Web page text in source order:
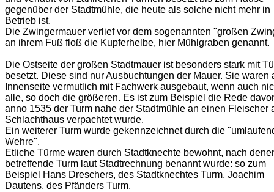
gegenüber der Stadtmühle, die heute als solche nicht mehr in
Betrieb ist.
Die Zwingermauer verlief vor dem sogenannten "großen
an ihrem Fuß floß die Kupferhelbe, hier Mühlgraben genannt.
Die Ostseite der großen Stadtmauer ist besonders stark mit
besetzt. Diese sind nur Ausbuchtungen der Mauer. Sie waren
Innenseite vermutlich mit Fachwerk ausgebaut, wenn auch
alle, so doch die größeren. Es ist zum Beispiel die Rede
anno 1535 der Turm nahe der Stadtmühle an einen Fleischer
Schlachthaus verpachtet wurde.
Ein weiterer Turm wurde gekennzeichnet durch die
Wehre".
Etliche Türme waren durch Stadtknechte bewohnt, nach
betreffende Turm laut Stadtrechnung benannt wurde: so zum
Beispiel Hans Dreschers, des Stadtknechtes Turm, Joachim
Dautens, des Pfänders Turm.